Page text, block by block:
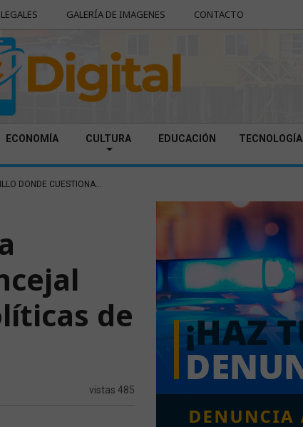
GALERÍA DE IMAGENES CONTACTO
ECONOMÍA CULTURA EDUCACIÓN TECNOLOGÍA
DONDE CUESTIONA...
de
vistas 485